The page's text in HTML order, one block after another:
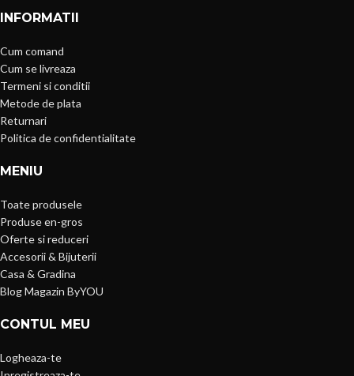
INFORMATII
Cum comand
Cum se livreaza
Termeni si conditii
Metode de plata
Returnari
Politica de confidentialitate
MENIU
Toate produsele
Produse en-gros
Oferte si reduceri
Accesorii & Bijuterii
Casa & Gradina
Blog Magazin ByYOU
CONTUL MEU
Logheaza-te